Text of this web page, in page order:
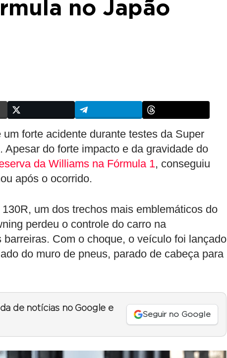
no Japão
forte acidente durante testes da Super
do forte impacto e da gravidade do
da Williams na Fórmula 1, conseguiu
após o ocorrido.
um dos trechos mais emblemáticos do
perdeu o controle do carro na
Com o choque, o veículo foi lançado
do muro de pneus, parado de cabeça para
de notícias no Google e
Seguir no Google